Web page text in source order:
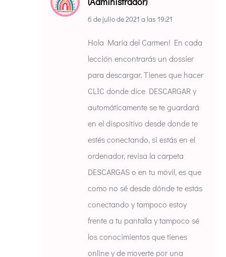
6 de julio de 2021 a las 19:21
Hola María del Carmen! En cada
lección encontrarás un dossier
para descargar. Tienes que hacer
CLIC donde dice DESCARGAR y
automáticamente se te guardará
en el dispositivo desde donde te
estés conectando, si estás en el
ordenador, revisa la carpeta
DESCARGAS o en tu móvil, es que
como no sé desde dónde te estás
conectando y tampoco estoy
frente a tu pantalla y tampoco sé
los conocimientos que tienes
online y de moverte por una